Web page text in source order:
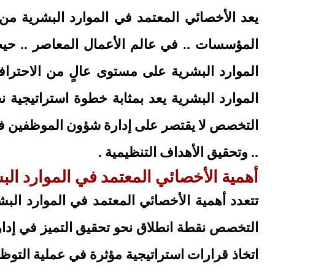
يعد الأخصائي المعتمد في الموارد البشرية
المؤسسات .. في عالم الأعمال المعاصر ..
الموارد البشرية على مستوى عالٍ من
الموارد البشرية يعد بمثابة خطوة استراتيجية
التخصص لا يقتصر على إدارة شؤون الموظفين
.. وتحقيق الأهداف التنظيمية .
أهمية الأخصائي المعتمد في الموارد
تتعدد أهمية الأخصائي المعتمد في الموارد
التخصص نقطة انطلاق نحو تحقيق التميز في
اتخاذ قرارات استراتيجية مؤثرة في عملية